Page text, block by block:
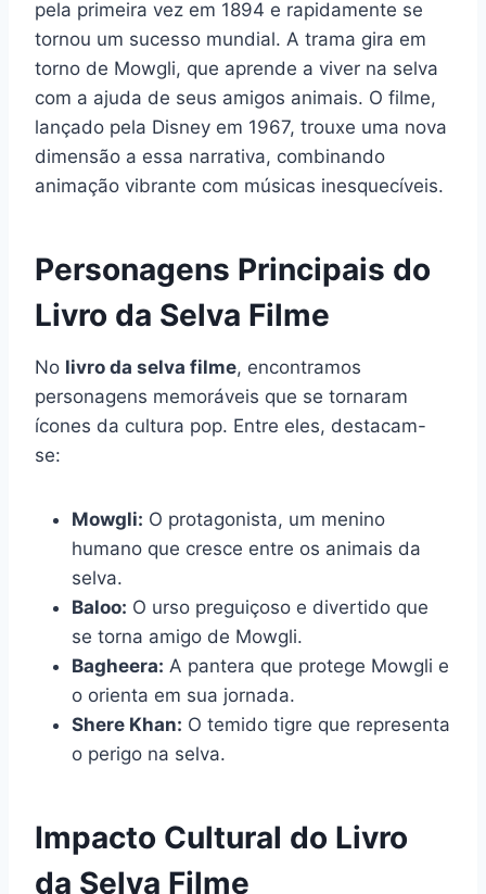
pela primeira vez em 1894 e rapidamente se
tornou um sucesso mundial. A trama gira em
torno de Mowgli, que aprende a viver na selva
com a ajuda de seus amigos animais. O filme,
lançado pela Disney em 1967, trouxe uma nova
dimensão a essa narrativa, combinando
animação vibrante com músicas inesquecíveis.
Personagens Principais do
Livro da Selva Filme
No livro da selva filme, encontramos
personagens memoráveis que se tornaram
ícones da cultura pop. Entre eles, destacam-
se:
Mowgli: O protagonista, um menino
humano que cresce entre os animais da
selva.
Baloo: O urso preguiçoso e divertido que
se torna amigo de Mowgli.
Bagheera: A pantera que protege Mowgli e
o orienta em sua jornada.
Shere Khan: O temido tigre que representa
o perigo na selva.
Impacto Cultural do Livro
da Selva Filme